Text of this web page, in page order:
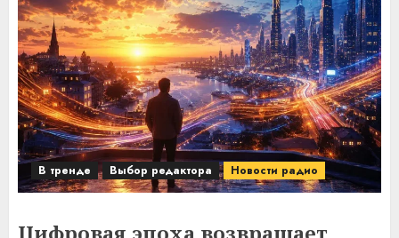
В тренде Выбор редактора Новости радио